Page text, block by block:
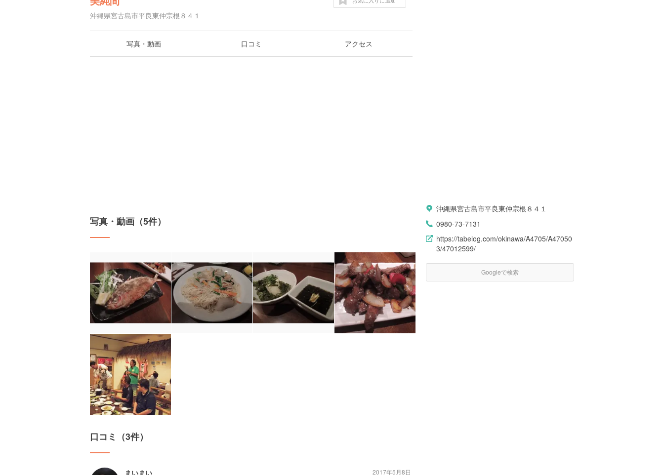
沖縄県宮古島市平良東仲宗根８４１
写真・動画 口コミ アクセス
写真・動画（5件）
口コミ（3件）
まいまい
2017年5月8日
沖縄県宮古島市平良東仲宗根８４１
0980-73-7131
https://tabelog.com/okinawa/A4705/A47050
3/47012599/
Googleで検索